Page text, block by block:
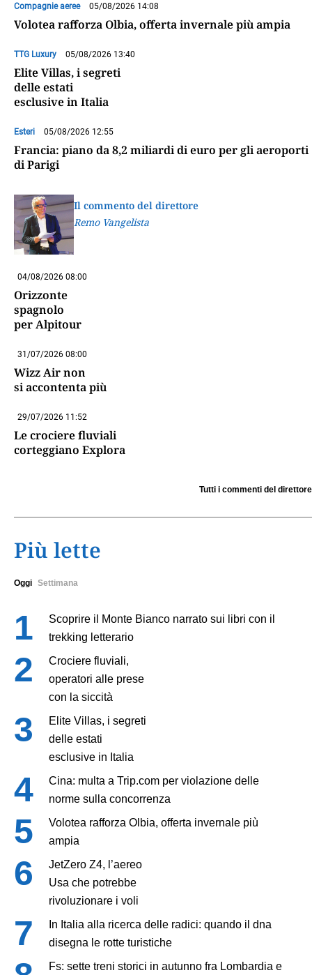
Compagnie aeree 05/08/2026 14:08
Volotea rafforza Olbia, offerta invernale più ampia
TTG Luxury 05/08/2026 13:40
Elite Villas, i segreti
delle estati
esclusive in Italia
Esteri 05/08/2026 12:55
Francia: piano da 8,2 miliardi di euro per gli aeroporti
di Parigi
Il commento del direttore
Remo Vangelista
04/08/2026 08:00
Orizzonte
spagnolo
per Alpitour
31/07/2026 08:00
Wizz Air non
si accontenta più
29/07/2026 11:52
Le crociere fluviali
corteggiano Explora
Tutti i commenti del direttore
Più lette
Oggi Settimana
Scoprire il Monte Bianco narrato sui libri con il
trekking letterario
Crociere fluviali,
operatori alle prese
con la siccità
Elite Villas, i segreti
delle estati
esclusive in Italia
Cina: multa a Trip.com per violazione delle
norme sulla concorrenza
Volotea rafforza Olbia, offerta invernale più
ampia
JetZero Z4, l’aereo
Usa che potrebbe
rivoluzionare i voli
In Italia alla ricerca delle radici: quando il dna
disegna le rotte turistiche
Fs: sette treni storici in autunno fra Lombardia e